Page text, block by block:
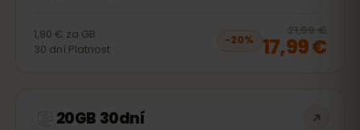
1,80 € za GB
30 dní Platnost
−20%
21,99 €
17,99 €
20GB 30dní